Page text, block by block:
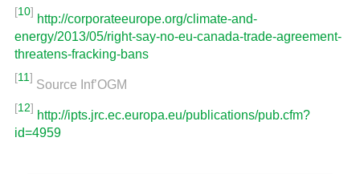
[10]
http://corporateeurope.org/climate-and-
energy/2013/05/right-say-no-eu-canada-trade-agreement-
threatens-fracking-bans
[11]
Source Inf’OGM
[12]
http://ipts.jrc.ec.europa.eu/publications/pub.cfm?
id=4959